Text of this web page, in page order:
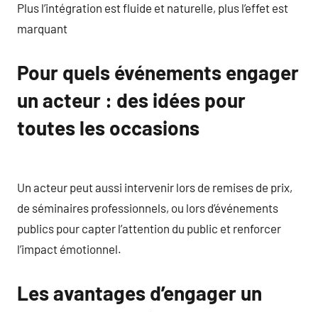
Plus l’intégration est fluide et naturelle, plus l’effet est
marquant
Pour quels événements engager
un acteur : des idées pour
toutes les occasions
Un acteur peut aussi intervenir lors de remises de prix,
de séminaires professionnels, ou lors d’événements
publics pour capter l’attention du public et renforcer
l’impact émotionnel.
Les avantages d’engager un